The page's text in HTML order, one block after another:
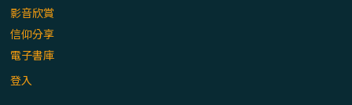
影音欣賞
信仰分享
電子書庫
登入